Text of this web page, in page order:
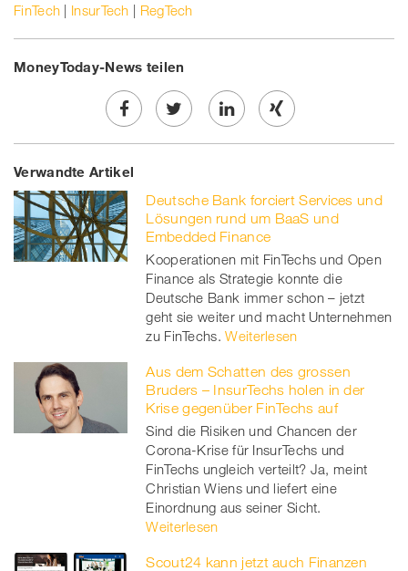
FinTech | InsurTech | RegTech
MoneyToday-News teilen
Share
on
Facebook
Twe
on
twitt
er
Share
linkedin
Share
Xing
Verwandte Artikel
Deutsche Bank forciert Services und
Lösungen rund um BaaS und
Embedded Finance
Kooperationen mit FinTechs und Open
Finance als Strategie konnte die
Deutsche Bank immer schon – jetzt
geht sie weiter und macht Unternehmen
zu FinTechs. Weiterlesen
Aus dem Schatten des grossen
Bruders – InsurTechs holen in der
Krise gegenüber FinTechs auf
Sind die Risiken und Chancen der
Corona-Krise für InsurTechs und
FinTechs ungleich verteilt? Ja, meint
Christian Wiens und liefert eine
Einordnung aus seiner Sicht.
Weiterlesen
Scout24 kann jetzt auch Finanzen